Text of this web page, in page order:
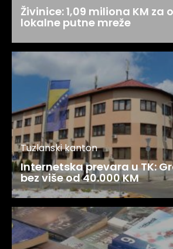
Živinice: 1,09 miliona KM za
lokalne putne mreže
Tuzlanski kanton
Internetska prevara u TK:
bez više od 40.000 KM